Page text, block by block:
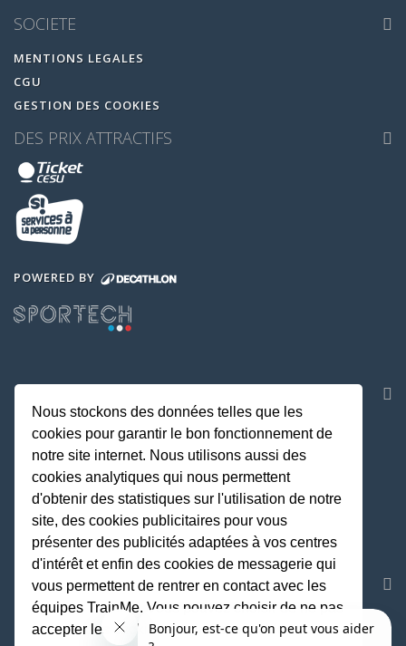
SOCIETE
MENTIONS LEGALES
CGU
GESTION DES COOKIES
DES PRIX ATTRACTIFS
POWERED BY
REJOIGNEZ LA COMMUNAUTE
Nous stockons des données telles que les
cookies pour garantir le bon fonctionnement de
notre site internet. Nous utilisons aussi des
cookies analytiques qui nous permettent
d'obtenir des statistiques sur l'utilisation de notre
site, des cookies publicitaires pour vous
présenter des publicités adaptées à vos centres
d'intérêt et enfin des cookies de messagerie qui
vous permettent de rentrer en contact avec les
équipes TrainMe. Vous pouvez choisir de ne pas
accepter les cookies non indispensables au